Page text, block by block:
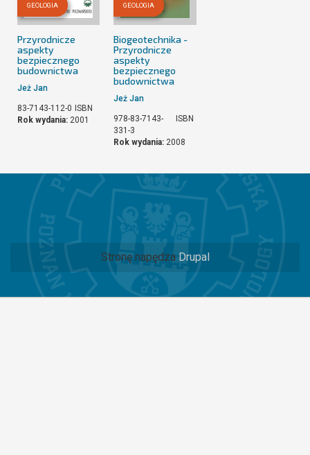
GEOLOGIA
Przyrodnicze
aspekty
bezpiecznego
budownictwa
Jeż Jan
83-7143-112-0 ISBN
Rok wydania: 2001
GEOLOGIA
Biogeotechnika -
Przyrodnicze
aspekty
bezpiecznego
budownictwa
Jeż Jan
978-83-7143-
331-3
ISBN
Rok wydania: 2008
Stronę napędza Drupal